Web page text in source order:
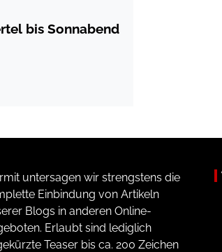
bis Sonnabend
untersagen wir strengstens die
Einbindung von Artikeln
Blogs in anderen Online-
Erlaubt sind lediglich
Teaser bis ca. 200 Zeichen